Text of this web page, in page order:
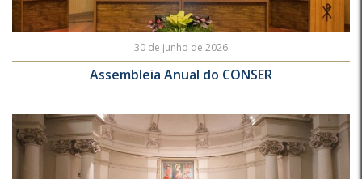
30 de junho de 2026
Assembleia Anual do CONSER